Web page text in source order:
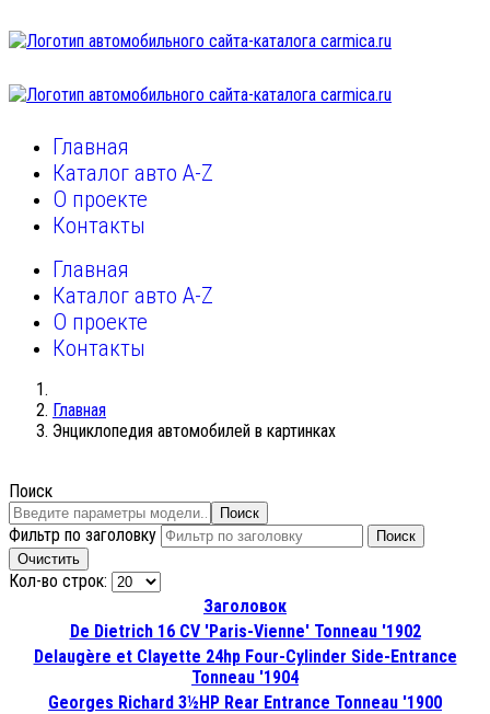
Главная
Каталог авто A-Z
О проекте
Контакты
Главная
Каталог авто A-Z
О проекте
Контакты
Главная
Энциклопедия автомобилей в картинках
Поиск
Поиск
Фильтр по заголовку
Поиск
Очистить
Кол-во строк:
Заголовок
De Dietrich 16 CV 'Paris-Vienne' Tonneau '1902
Delaugère et Clayette 24hp Four-Cylinder Side-Entrance
Tonneau '1904
Georges Richard 3½HP Rear Entrance Tonneau '1900